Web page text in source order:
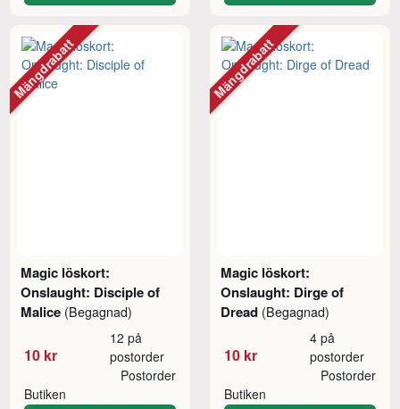
Magic löskort:
Onslaught: Disciple of
Malice (Begagnad)
10 kr
12 på
postorder
Butiken
Postorder
Mängdrabatt
Magic löskort:
Onslaught: Dirge of
Dread (Begagnad)
10 kr
4 på
postorder
Butiken
Postorder
Mängdrabatt